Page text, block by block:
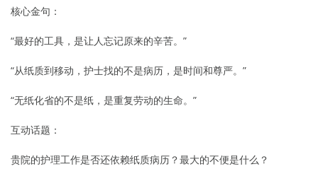
核心金句：
“最好的工具，是让人忘记原来的辛苦。”
“从纸质到移动，护士找的不是病历，是时间和尊严。”
“无纸化省的不是纸，是重复劳动的生命。”
互动话题：
贵院的护理工作是否还依赖纸质病历？最大的不便是什么？